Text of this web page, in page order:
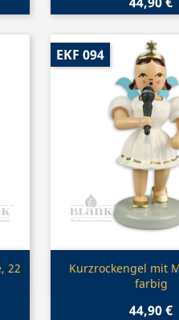
22

Kurzrockengel mit
farbig
44,90 €
EKF 094